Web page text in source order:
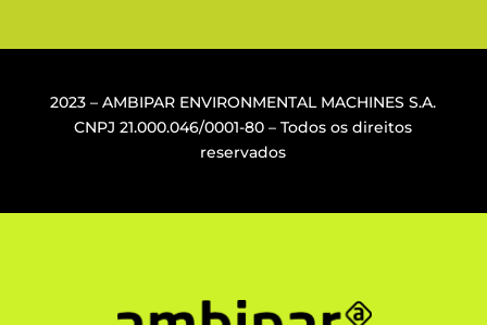
2023 – AMBIPAR ENVIRONMENTAL MACHINES S.A.
CNPJ21.000.046/0001-80 – Todos os direitos
reservados